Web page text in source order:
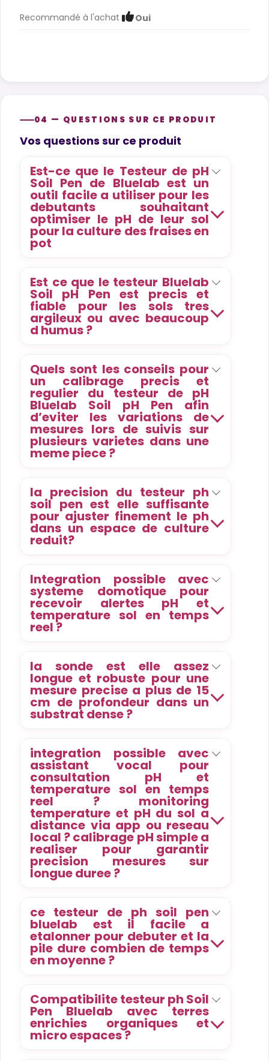
Recommandé à l'achat Oui
04 — QUESTIONS SUR CE PRODUIT
Product questions
Vos questions sur ce produit
Est-ce que le Testeur de pH
Soil Pen de Bluelab est un
outil facile a utiliser pour les
debutants souhaitant
optimiser le pH de leur sol
pour la culture des fraises en
pot
Est ce que le testeur Bluelab
Soil pH Pen est precis et
fiable pour les sols tres
argileux ou avec beaucoup
d humus ?
Quels sont les conseils pour
un calibrage precis et
regulier du testeur de pH
Bluelab Soil pH Pen afin
d’eviter les variations de
mesures lors de suivis sur
plusieurs varietes dans une
meme piece ?
la precision du testeur ph
soil pen est elle suffisante
pour ajuster finement le ph
dans un espace de culture
reduit?
Integration possible avec
systeme domotique pour
recevoir alertes pH et
temperature sol en temps
reel ?
la sonde est elle assez
longue et robuste pour une
mesure precise a plus de 15
cm de profondeur dans un
substrat dense ?
integration possible avec
assistant vocal pour
consultation pH et
temperature sol en temps
reel ? monitoring
temperature et pH du sol a
distance via app ou reseau
local ? calibrage pH simple a
realiser pour garantir
precision mesures sur
longue duree ?
ce testeur de ph soil pen
bluelab est il facile a
etalonner pour debuter et la
pile dure combien de temps
en moyenne ?
Compatibilite testeur ph Soil
Pen Bluelab avec terres
enrichies organiques et
micro espaces ?